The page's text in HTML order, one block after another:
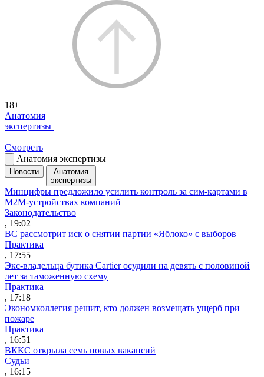
18+
Анатомия
экспертизы
Смотреть
Анатомия экспертизы
Новости
Анатомия
экспертизы
Минцифры предложило усилить контроль за сим-картами в
M2M-устройствах компаний
Законодательство
, 19:02
ВС рассмотрит иск о снятии партии «Яблоко» с выборов
Практика
, 17:55
Экс-владельца бутика Cartier осудили на девять с половиной
лет за таможенную схему
Практика
, 17:18
Экономколлегия решит, кто должен возмещать ущерб при
пожаре
Практика
, 16:51
ВККС открыла семь новых вакансий
Судьи
, 16:15